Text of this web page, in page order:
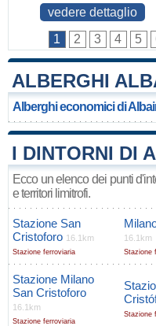
vedere dettaglio
1
2 3 4 5
ALBERGHI
Alberghi economici di
I DINTORNI DI
Ecco un elenco dei punti
e territori limitrofi.
Stazione San
Cristoforo 16.1km
Stazione ferroviaria
16.1km
Stazione
Stazione Milano
San Cristoforo
16.1km
Stazione ferroviaria
Stazione